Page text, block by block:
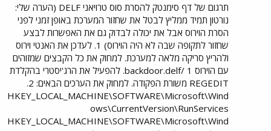
תרגום של דף סימנטק להסרת סוס טרויאני DELF (הערה שלי:
נורטון תמיד ממליץ לבטל את שחזור המערכת באופן זמני לפני
הסרת הוירוס אבל את יכולה לבדוק גם את האפשרות לבצע
שחזור לתקופה שבה לא היה הוירוס) 1. לעדכן את האנטי וירוס
ולהריץ סריקה מלאה למערכת. למחוק את כל הקבצים שמזוהים
עם הוירוס backdoor.delf/ 1. להפעיל את הרג'יסטרי בהקלדת
REGEDIT משורת הפקודה. למחוק את הערכים הבאים: 2.
HKEY_LOCAL_MACHINE\SOFTWARE\Microsoft\Wind
ows\CurrentVersion\RunServices
HKEY_LOCAL_MACHINE\SOFTWARE\Microsoft\Wind